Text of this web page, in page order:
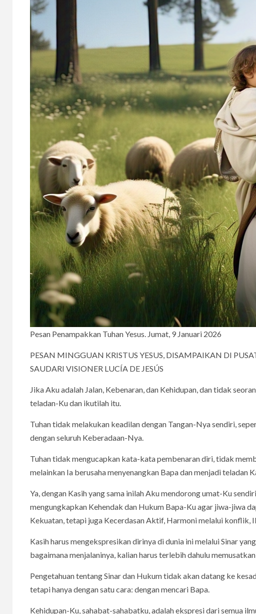
Pesan Penampakkan Tuhan Yesus. Jumat, 9 Januari 2026
PESAN MINGGUAN KRISTUS YESUS, DISAMPAIKAN DI
SAUDARI VISIONER LUCÍA DE JESÚS
Jika Aku adalah Jalan, Kebenaran, dan Kehidupan, dan tidak
teladan-Ku dan ikutilah itu.
Tuhan tidak melakukan keadilan dengan Tangan-Nya sendiri,
dengan seluruh Keberadaan-Nya.
Tuhan tidak mengucapkan kata-kata pembenaran diri, tidak
melainkan Ia berusaha menyenangkan Bapa dan menjadi teladan
Ya, dengan Kasih yang sama inilah Aku mendorong umat-Ku
mengungkapkan Kehendak dan Hukum Bapa-Ku agar jiwa-jiwa
Kekuatan, tetapi juga Kecerdasan Aktif, Harmoni melalui konflik,
Kasih harus mengekspresikan dirinya di dunia ini melalui Sinar
bagaimana menjalaninya, kalian harus terlebih dahulu
Pengetahuan tentang Sinar dan Hukum tidak akan datang ke
tetapi hanya dengan satu cara: dengan mencari Bapa.
Kehidupan-Ku, sahabat-sahabatku, adalah ekspresi dari semua